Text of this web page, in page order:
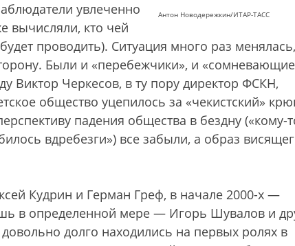
Антон Новодережкин/ИТАР-ТАСС
увлеченно
вычисляли, кто чей
проводить). Ситуация много раз менялась,
Были и «перебежчики», и
Виктор Черкесов, в ту пору директор ФСКН,
общество уцепилось за «чекистский»
падения общества в бездну («кому-
вдребезги») все забыли, а образ
Кудрин и Герман Греф, в начале 2000-х —
в определенной мере — Игорь Шувалов и
долго находились на первых ролях в